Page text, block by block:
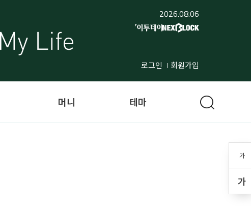
2026.08.06
로그인 회원가입
가
가
머니 테마